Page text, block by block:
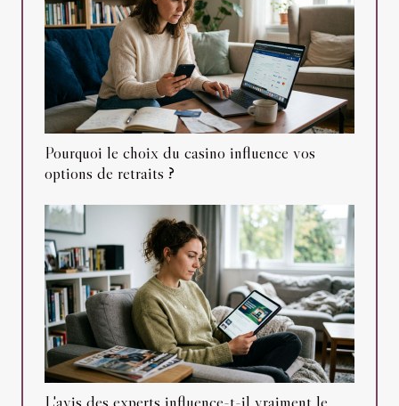
Pourquoi le choix du casino influence vos
options de retraits ?